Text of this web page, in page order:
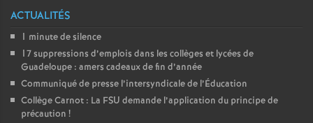
n
s
ACTUALITÉS
1 minute de silence
17 suppressions d’emplois dans les collèges et lycées de
Guadeloupe : amers cadeaux de fin d’année
Communiqué de presse l’intersyndicale de l’Éducation
Collège Carnot : La FSU demande l’application du principe de
précaution !